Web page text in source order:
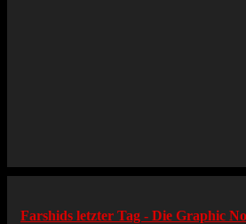
Farshids letzter Tag - Die Graphic